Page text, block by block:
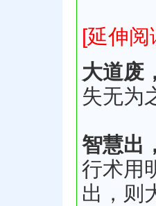
[延伸
大道废
失无为
智慧出
行术用
出，则